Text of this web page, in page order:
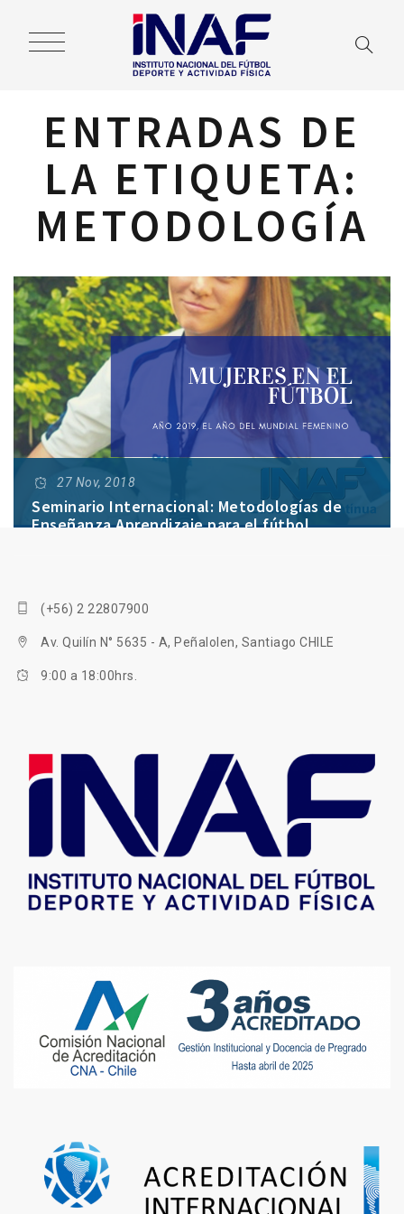
ENTRADAS DE
LA ETIQUETA:
METODOLOGÍA
27 Nov, 2018
Seminario Internacional: Metodologías de
Enseñanza Aprendizaje para el fútbol
· Metodología en la iniciación
· Métodos más utilizados en el fútbol formativo
(+56) 2 22807900
Av. Quilín N° 5635 - A, Peñalolen, Santiago CHILE
9:00 a 18:00hrs.